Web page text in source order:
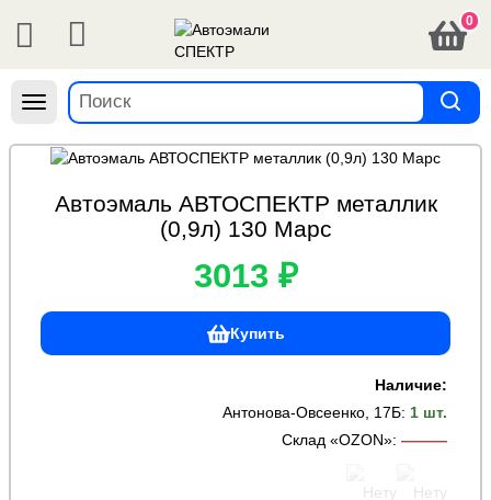
0
Навигация
Автоэмаль АВТОСПЕКТР металлик
(0,9л) 130 Марс
3013 ₽
Купить
Наличие:
Антонова-Овсеенко, 17Б: 1 шт.
Склад «OZON»: ———